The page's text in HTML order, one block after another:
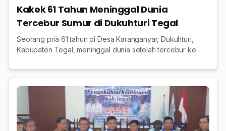
Kakek 61 Tahun Meninggal Dunia
Tercebur Sumur di Dukuhturi Tegal
Seorang pria 61 tahun di Desa Karanganyar, Dukuhturi,
Kabupaten Tegal, meninggal dunia setelah tercebur ke